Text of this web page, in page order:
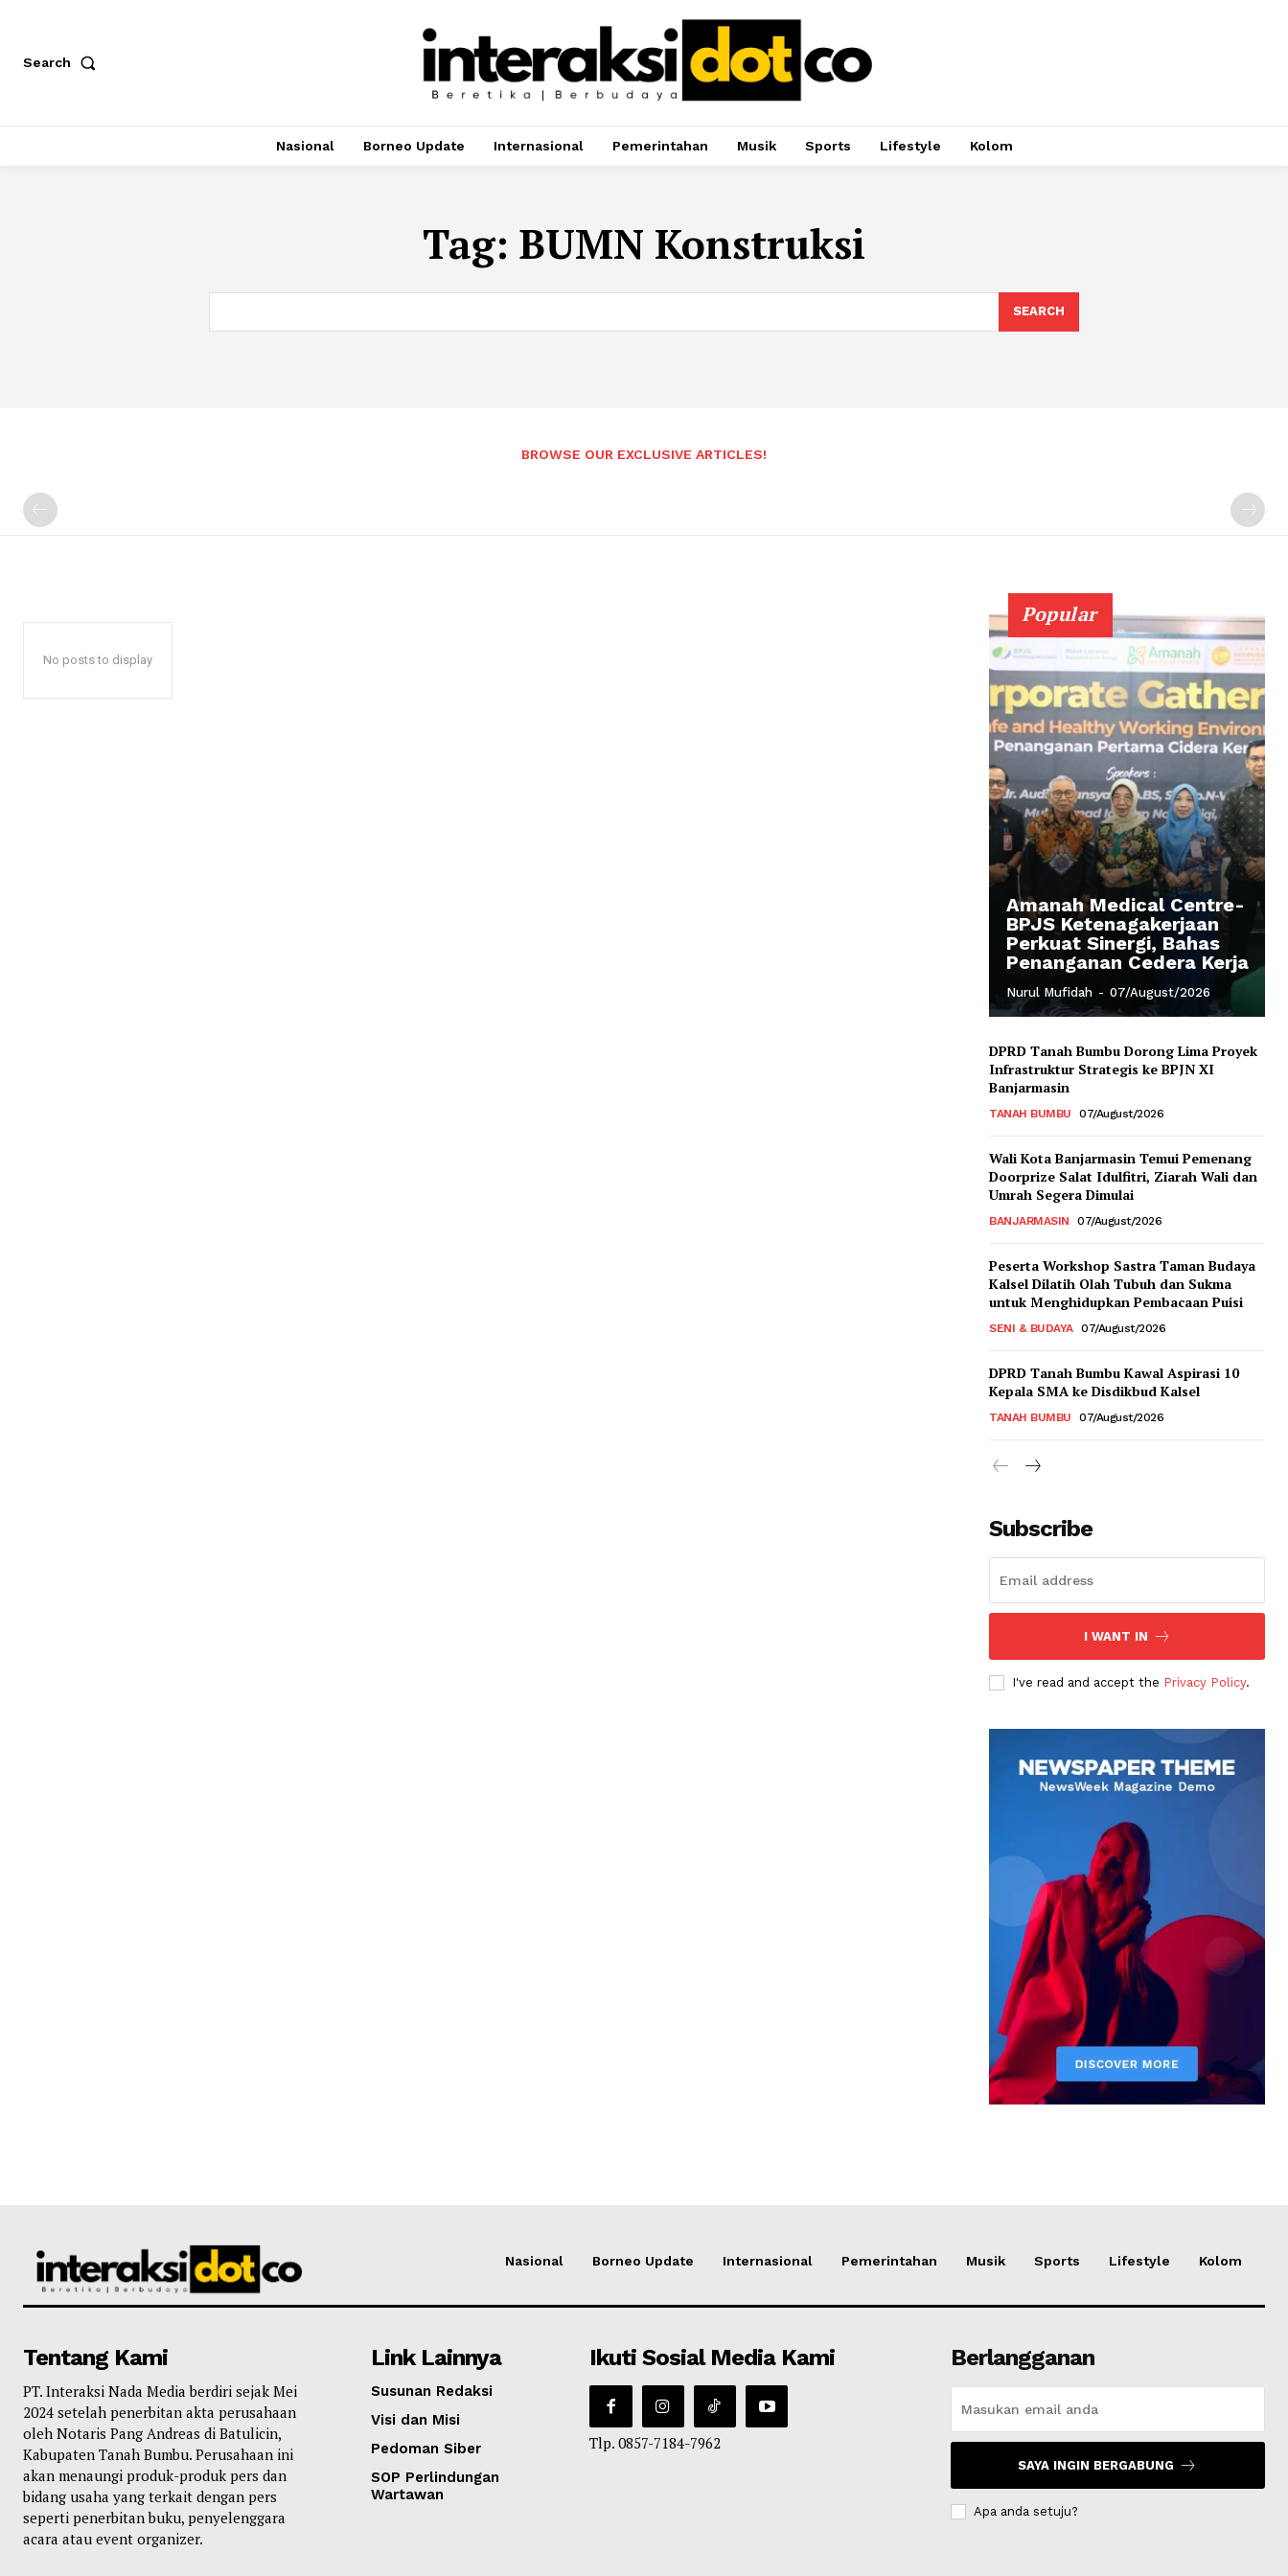
Search
Nasional Borneo Update Internasional Pemerintahan Musik Sports Lifestyle Kolom
Tag: BUMN Konstruksi
SEARCH
BROWSE OUR EXCLUSIVE ARTICLES!
No posts to display
Popular
Amanah Medical Centre-
BPJS Ketenagakerjaan
Perkuat Sinergi, Bahas
Penanganan Cedera Kerja
Nurul Mufidah - 07/August/2026
DPRD Tanah Bumbu Dorong Lima Proyek
Infrastruktur Strategis ke BPJN XI
Banjarmasin
TANAH BUMBU 07/August/2026
Wali Kota Banjarmasin Temui Pemenang
Doorprize Salat Idulfitri, Ziarah Wali dan
Umrah Segera Dimulai
BANJARMASIN 07/August/2026
Peserta Workshop Sastra Taman Budaya
Kalsel Dilatih Olah Tubuh dan Sukma
untuk Menghidupkan Pembacaan Puisi
SENI & BUDAYA 07/August/2026
DPRD Tanah Bumbu Kawal Aspirasi 10
Kepala SMA ke Disdikbud Kalsel
TANAH BUMBU 07/August/2026
Subscribe
I WANT IN
I've read and accept the Privacy Policy.
Nasional Borneo Update Internasional Pemerintahan Musik Sports Lifestyle Kolom
Tentang Kami
PT. Interaksi Nada Media berdiri sejak Mei
2024 setelah penerbitan akta perusahaan
oleh Notaris Pang Andreas di Batulicin,
Kabupaten Tanah Bumbu. Perusahaan ini
akan menaungi produk-produk pers dan
bidang usaha yang terkait dengan pers
seperti penerbitan buku, penyelenggara
acara atau event organizer.
Link Lainnya
Susunan Redaksi
Visi dan Misi
Pedoman Siber
SOP Perlindungan
Wartawan
Ikuti Sosial Media Kami
Tlp. 0857-7184-7962
Berlangganan
SAYA INGIN BERGABUNG
Apa anda setuju?